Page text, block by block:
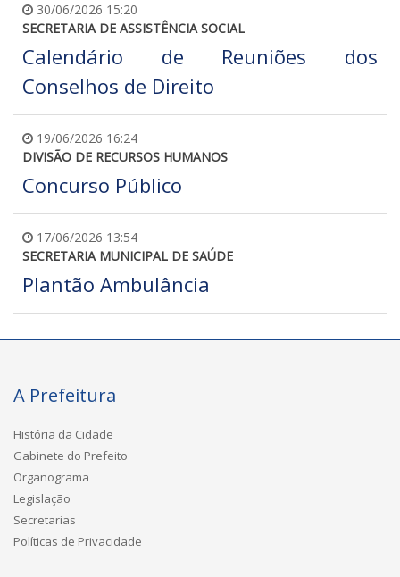
30/06/2026 15:20
SECRETARIA DE ASSISTÊNCIA SOCIAL
Calendário de Reuniões dos
Conselhos de Direito
19/06/2026 16:24
DIVISÃO DE RECURSOS HUMANOS
Concurso Público
17/06/2026 13:54
SECRETARIA MUNICIPAL DE SAÚDE
Plantão Ambulância
A Prefeitura
História da Cidade
Gabinete do Prefeito
Organograma
Legislação
Secretarias
Políticas de Privacidade